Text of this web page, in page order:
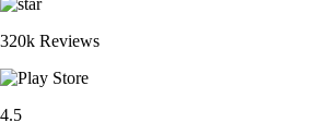
320k Reviews
4.5